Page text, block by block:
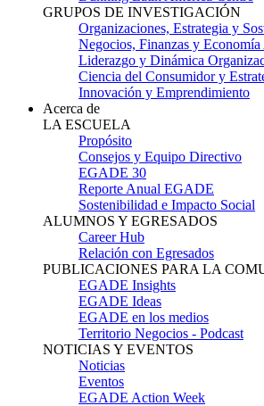
GRUPOS DE INVESTIGACIÓN
Organizaciones, Estrategia y
Negocios, Finanzas y
Liderazgo y Dinámica
Ciencia del Consumidor y
Innovación y Emprendimiento
Acerca de
LA ESCUELA
Propósito
Consejos y Equipo Directivo
EGADE 30
Reporte Anual EGADE
Sostenibilidad e Impacto Social
ALUMNOS Y EGRESADOS
Career Hub
Relación con Egresados
PUBLICACIONES PARA LA
EGADE Insights
EGADE Ideas
EGADE en los medios
Territorio Negocios - Podcast
NOTICIAS Y EVENTOS
Noticias
Eventos
EGADE Action Week